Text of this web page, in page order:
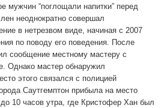
мужчин “поглощали напитки” перед
неоднократно совершал
в нетрезвом виде, начиная с 2007
по поводу его поведения. После
сообщение местному мастеру с
Однако мастер обнаружил
этого связался с полицией
Саутгемптон прибыла на место
10 часов утра, где Кристофер Хан был